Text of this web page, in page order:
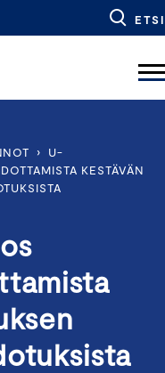
ETSI
›
U-
KESTÄVÄN